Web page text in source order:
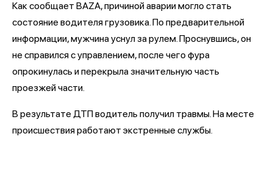
Как сообщает BAZA, причиной аварии могло стать
состояние водителя грузовика. По предварительной
информации, мужчина уснул за рулем. Проснувшись, он
не справился с управлением, после чего фура
опрокинулась и перекрыла значительную часть
проезжей части.
В результате ДТП водитель получил травмы. На месте
происшествия работают экстренные службы.